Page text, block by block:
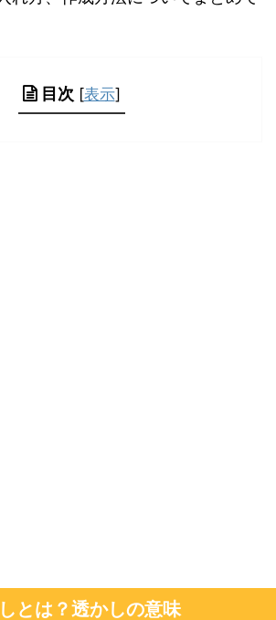
目次 [表示]
とは？透かしの意味